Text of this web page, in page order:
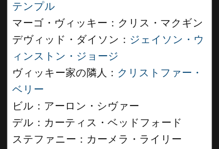
テンプル
マーゴ・ヴィッキー：クリス・マクギン
デヴィッド・ダイソン： ジェイソン・ウ
ィンストン・ジョージ
ヴィッキー家の隣人： クリストファー・
ベリー
ビル：アーロン・シヴァー
デル：カーティス・ベッドフォード
ステファニー：カーメラ・ライリー